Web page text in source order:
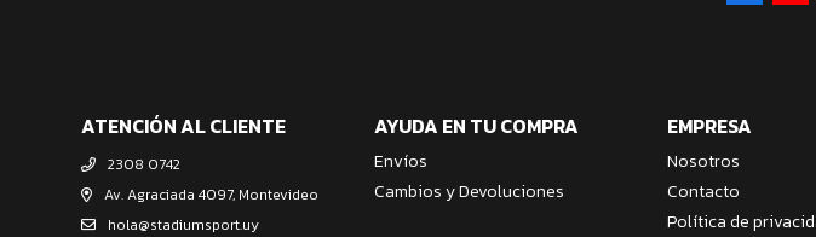
ATENCIÓN AL CLIENTE
2308 0742
Av. Agraciada 4097, Montevideo
hola@stadiumsport.uy
AYUDA EN TU COMPRA
Envíos
Cambios y Devoluciones
EMPRESA
Nosotros
Contacto
Política de